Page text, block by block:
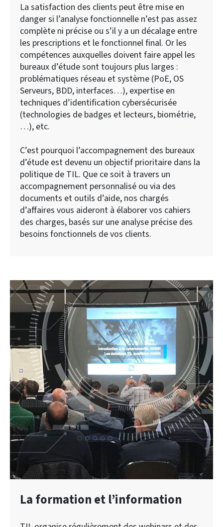
La satisfaction des clients peut être mise en
danger si l’analyse fonctionnelle n’est pas assez
complète ni précise ou s’il y a un décalage entre
les prescriptions et le fonctionnel final. Or les
compétences auxquelles doivent faire appel les
bureaux d’étude sont toujours plus larges :
problématiques réseau et système (PoE, OS
Serveurs, BDD, interfaces…), expertise en
techniques d’identification cybersécurisée
(technologies de badges et lecteurs, biométrie,
…), etc.
C’est pourquoi l’accompagnement des bureaux
d’étude est devenu un objectif prioritaire dans la
politique de TIL. Que ce soit à travers un
accompagnement personnalisé ou via des
documents et outils d’aide, nos chargés
d’affaires vous aideront à élaborer vos cahiers
des charges, basés sur une analyse précise des
besoins fonctionnels de vos clients.
La formation et l’information